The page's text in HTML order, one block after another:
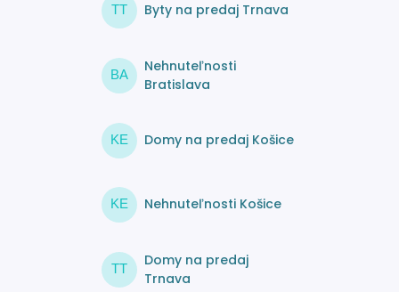
TT Byty na predaj Trnava
BA
Nehnuteľnosti
Bratislava
KE Domy na predaj Košice
KE Nehnuteľnosti Košice
TT
Domy na predaj
Trnava